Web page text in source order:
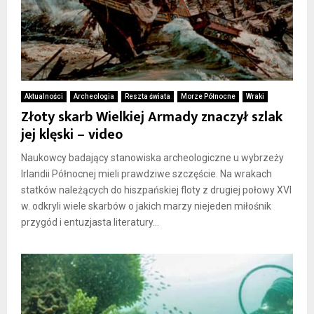
Aktualności Archeologia Reszta świata Morze Północne Wraki
Złoty skarb Wielkiej Armady znaczył szlak
jej klęski – video
Naukowcy badający stanowiska archeologiczne u wybrzeży
Irlandii Północnej mieli prawdziwe szczęście. Na wrakach
statków należących do hiszpańskiej floty z drugiej połowy XVI
w. odkryli wiele skarbów o jakich marzy niejeden miłośnik
przygód i entuzjasta literatury...